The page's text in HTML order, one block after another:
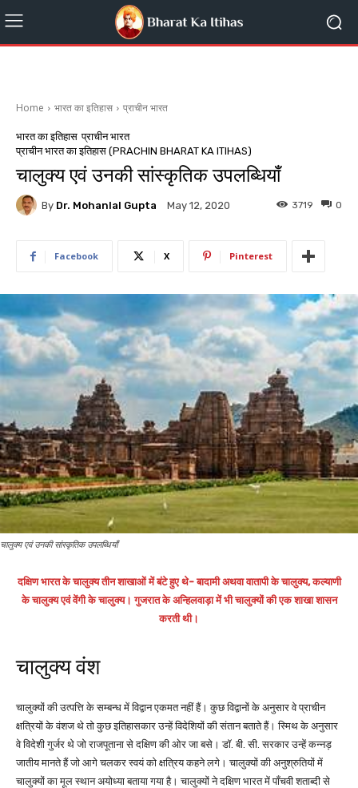
Home भारत का इतिहास प्राचीन भारत
भारत का इतिहास प्राचीन भारत
प्राचीन भारत का इतिहास (PRACHIN BHARAT KA ITIHAS)
चालुक्य एवं उनकी सांस्कृतिक उपलब्धियाँ
By Dr. Mohanlal Gupta May 12, 2020 0
3719
Facebook X Pinterest
चालुक्य एवं उनकी सांस्कृतिक उपलब्धियाँ
दक्षिण भारत के चालुक्य तीन शाखाओं में बंटे हुए थे- बादामी अथवा वातापी के चालुक्य, कल्याणी
के चालुक्य एवं वेंगी के चालुक्य। गुजरात के अन्हिलवाड़ा में भी चालुक्यों की एक शाखा शासन
करती थी।
चालुक्य वंश
चालुक्यों की उत्पत्ति के सम्बन्ध में विद्वान एकमत नहीं हैं। कुछ विद्वानों के अनुसार वे प्राचीन
क्षत्रियों के वंशज थे तो कुछ इतिहासकार उन्हें विदेशियों की संतान बताते हैं। स्मिथ के अनुसार
वे विदेशी गुर्जर थे जो राजपूताना से दक्षिण की ओर जा बसे। डॉ. बी. सी. सरकार उन्हें कन्नड़
जातीय मानते हैं जो आगे चलकर स्वयं को क्षत्रिय कहने लगे। चालुक्यों की अनुश्रुतियों में
चालुक्यों का मूल स्थान अयोध्या बताया गया है। चालुक्यों ने दक्षिण भारत में पाँचवी शताब्दी से